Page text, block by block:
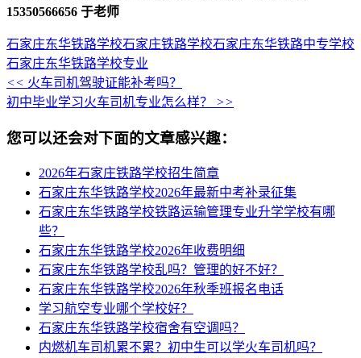
15350566656 于老师
石家庄东华铁路学校石家庄铁路学校石家庄东华铁路中专学校
石家庄东华铁路学校专业
<< 火车司机驾驶证能补考吗？
初中毕业学习火车司机专业怎么样？ >>
您可以还会对下面的文章感兴趣：
2026年石家庄铁路学校招生简章
石家庄东华铁路学校2026年最新中考补录征集
石家庄东华铁路学校铁路运输管理专业升学学校有哪
些？
石家庄东华铁路学校2026年收费明细
石家庄东华铁路学校乱吗？管理的好不好？
石家庄东华铁路学校2026年秋季班报名电话
学习航空专业哪个学校好？
石家庄东华铁路学校宿舍有空调吗？
内燃机车司机累不累？初中生可以学火车司机吗？